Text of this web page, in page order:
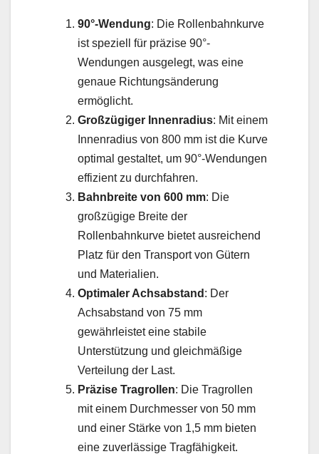
90°-Wendung: Die Rollenbahnkurve
ist speziell für präzise 90°-
Wendungen ausgelegt, was eine
genaue Richtungsänderung
ermöglicht.
Großzügiger Innenradius: Mit einem
Innenradius von 800 mm ist die Kurve
optimal gestaltet, um 90°-Wendungen
effizient zu durchfahren.
Bahnbreite von 600 mm: Die
großzügige Breite der
Rollenbahnkurve bietet ausreichend
Platz für den Transport von Gütern
und Materialien.
Optimaler Achsabstand : Der
Achsabstand von 75 mm
gewährleistet eine stabile
Unterstützung und gleichmäßige
Verteilung der Last.
Präzise Tragrollen: Die Tragrollen
mit einem Durchmesser von 50 mm
und einer Stärke von 1,5 mm bieten
eine zuverlässige Tragfähigkeit.